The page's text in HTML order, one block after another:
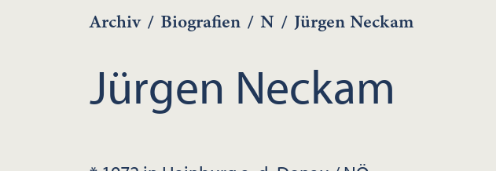
Archiv / Biografien / N / Jürgen Neckam
Jürgen Neckam